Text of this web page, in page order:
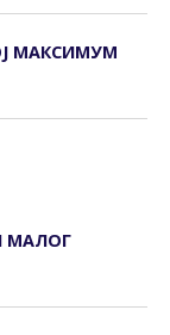
МАКСИМУМ
МАЛОГ